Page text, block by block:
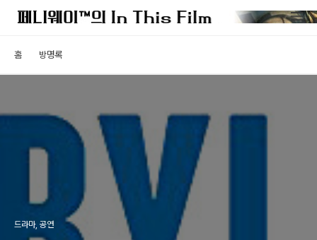
홈 방명록
드라마, 공연